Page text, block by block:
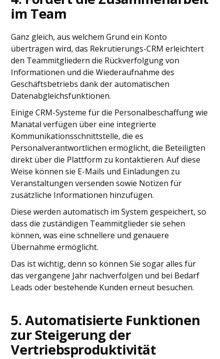
im Team
Ganz gleich, aus welchem Grund ein Konto
übertragen wird, das Rekrutierungs-CRM erleichtert
den Teammitgliedern die Rückverfolgung von
Informationen und die Wiederaufnahme des
Geschäftsbetriebs dank der automatischen
Datenabgleichsfunktionen.
Einige CRM-Systeme für die Personalbeschaffung wie
Manatal verfügen über eine integrierte
Kommunikationsschnittstelle, die es
Personalverantwortlichen ermöglicht, die Beteiligten
direkt über die Plattform zu kontaktieren. Auf diese
Weise können sie E-Mails und Einladungen zu
Veranstaltungen versenden sowie Notizen für
zusätzliche Informationen hinzufügen.
Diese werden automatisch im System gespeichert, so
dass die zuständigen Teammitglieder sie sehen
können, was eine schnellere und genauere
Übernahme ermöglicht.
Das ist wichtig, denn so können Sie sogar alles für
das vergangene Jahr nachverfolgen und bei Bedarf
Leads oder bestehende Kunden erneut besuchen.
5. Automatisierte Funktionen
zurSteigerung der
Vertriebsproduktivität